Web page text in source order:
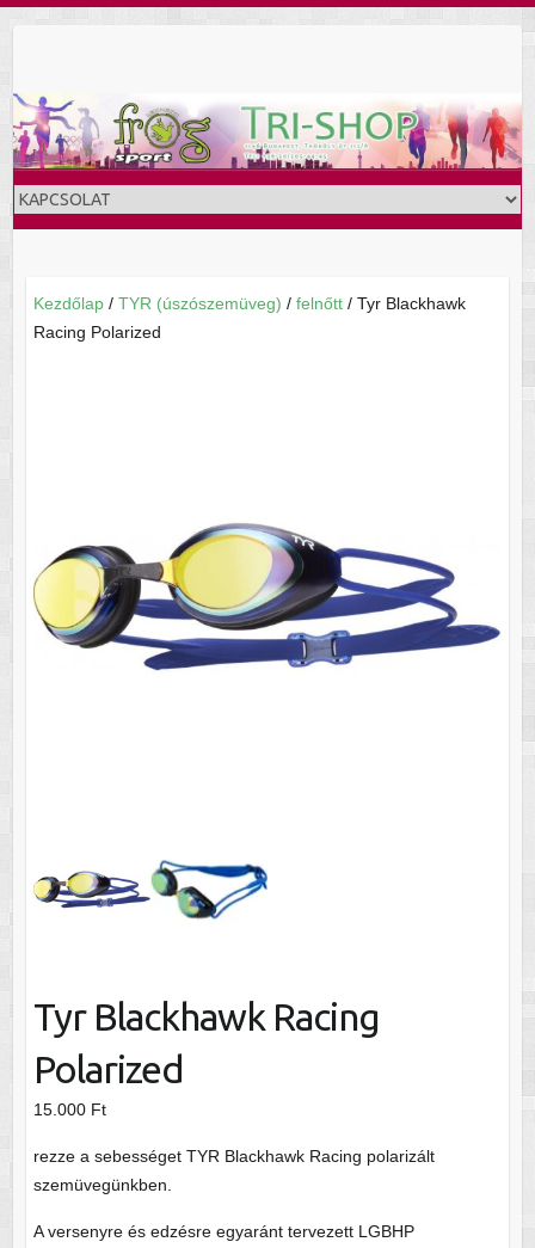
Kezdőlap/ TYR (úszószemüveg) / felnőtt/ Tyr Blackhawk
Racing Polarized
Tyr Blackhawk Racing
Polarized
15.000 Ft
rezze a sebességet TYR Blackhawk Racing polarizált
szemüvegünkben.
A versenyre és edzésre egyaránt tervezett LGBHP